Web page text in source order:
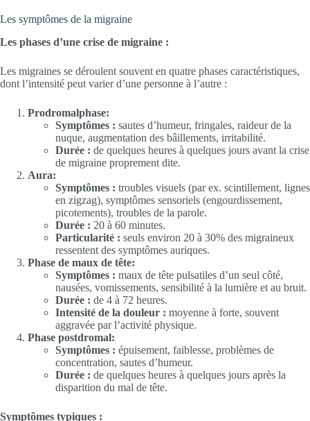
Les symptômes de la migraine
Les phases d’une crise de migraine :
Les migraines se déroulent souvent en quatre phases caractéristiques,
dont l’intensité peut varier d’une personne à l’autre :
Prodromalphase:
Symptômes : sautes d’humeur, fringales, raideur de la
nuque, augmentation des bâillements, irritabilité.
Durée : de quelques heures à quelques jours avant la crise
de migraine proprement dite.
Aura:
Symptômes : troubles visuels (par ex. scintillement, lignes
en zigzag), symptômes sensoriels (engourdissement,
picotements), troubles de la parole.
Durée : 20 à 60 minutes.
Particularité : seuls environ 20 à 30% des migraineux
ressentent des symptômes auriques.
Phase de maux de tête:
Symptômes : maux de tête pulsatiles d’un seul côté,
nausées, vomissements, sensibilité à la lumière et au bruit.
Durée : de 4 à 72 heures.
Intensité de la douleur : moyenne à forte, souvent
aggravée par l’activité physique.
Phase postdromal:
Symptômes : épuisement, faiblesse, problèmes de
concentration, sautes d’humeur.
Durée : de quelques heures à quelques jours après la
disparition du mal de tête.
Symptômes typiques :